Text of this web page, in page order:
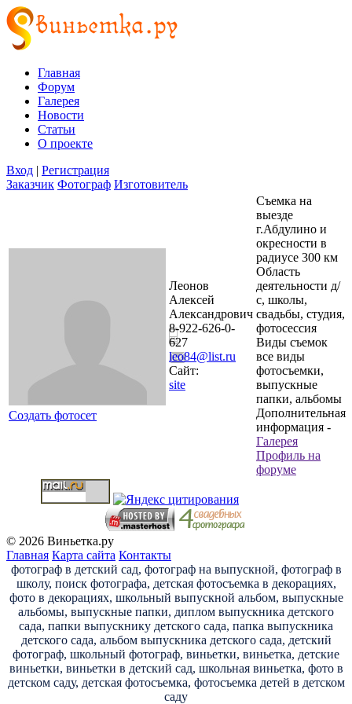
Главная
Форум
Галерея
Новости
Статьи
О проекте
Вход | Регистрация
Заказчик Фотограф Изготовитель
Создать фотосет
Леонов
Алексей
Александрович
8-922-626-0-
627
leo84@list.ru
Сайт:
site
Съемка на
выезде
г.Абдулино и
окресности в
радиусе 300 км
Область
деятельности д/
с, школы,
свадьбы, студия,
фотосессия
Виды съемок
все виды
фотосъемки,
выпускные
папки, альбомы
Дополнительная
информация -
Галерея
Профиль на
форуме
© 2026 Виньетка.ру
Главная Карта сайта Контакты
фотограф в детский сад, фотограф на выпускной, фотограф в
школу, поиск фотографа, детская фотосъемка в декорациях,
фото в декорациях, школьный выпускной альбом, выпускные
альбомы, выпускные папки, диплом выпускника детского
сада, папки выпускнику детского сада, папка выпускника
детского сада, альбом выпускника детского сада, детский
фотограф, школьный фотограф, виньетки, виньетка, детские
виньетки, виньетки в детский сад, школьная виньетка, фото в
детском саду, детская фотосъемка, фотосъемка детей в детском
саду